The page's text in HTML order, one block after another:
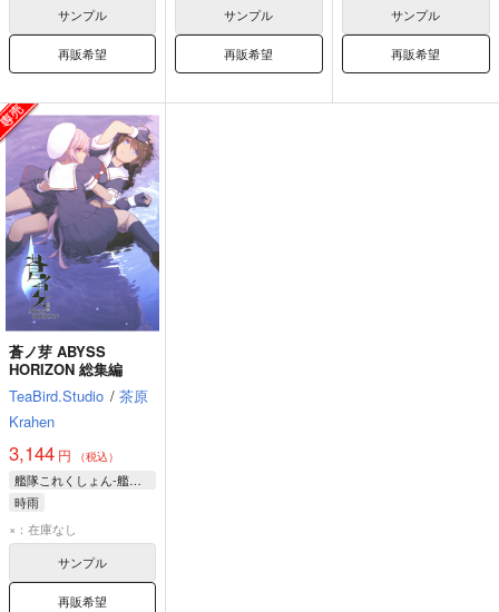
サンプル
再販希望
サンプル
再販希望
サンプル
再販希望
蒼ノ芽 ABYSS
HORIZON 総集編
TeaBird.Studio / 茶原
Krahen
3,144 円 （税込）
艦隊これくしょん-艦これ-
時雨
×：在庫なし
サンプル
再販希望